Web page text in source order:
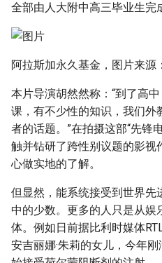
全部由人大附中高三毕业生完
阿拉斯加永久基金，图片来源
本片导演胡然然称：“到了高
课，有不少性的知识，我们外
者的话题。”在拍摄这部“先锋
触并钻研了跨性别议题的影视
心做实地的了解。
但显然，能系统接受到世界先
中的少数。更多的人只是从娱
体。例如日前据比利时媒体
安吉丽娜·朱莉的女儿，今年